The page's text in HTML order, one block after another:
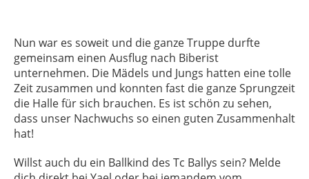
Nun war es soweit und die ganze Truppe durfte
gemeinsam einen Ausflug nach Biberist
unternehmen. Die Mädels und Jungs hatten eine tolle
Zeit zusammen und konnten fast die ganze Sprungzeit
die Halle für sich brauchen. Es ist schön zu sehen,
dass unser Nachwuchs so einen guten Zusammenhalt
hat!
Willst auch du ein Ballkind des Tc Ballys sein? Melde